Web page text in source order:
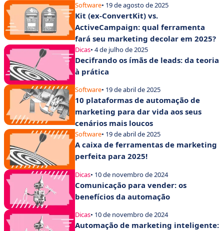
empresa
Software• 19 de agosto de 2025
Kit (ex-ConvertKit) vs.
ActiveCampaign: qual ferramenta
fará seu marketing decolar em 2025?
Dicas• 4 de julho de 2025
Decifrando os ímãs de leads: da teoria
à prática
Software• 19 de abril de 2025
10 plataformas de automação de
marketing para dar vida aos seus
cenários mais loucos
Software• 19 de abril de 2025
A caixa de ferramentas de marketing
perfeita para 2025!
Dicas• 10 de novembro de 2024
Comunicação para vender: os
benefícios da automação
Dicas• 10 de novembro de 2024
Automação de marketing inteligente: